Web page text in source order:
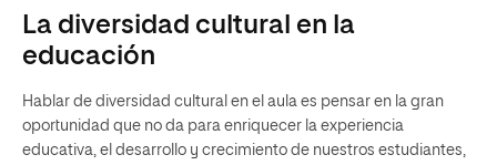
La diversidad cultural en la
educación
Hablar de diversidad cultural en el aula es pensar en la gran
oportunidad que no da para enriquecer la experiencia
educativa, el desarrollo y crecimiento de nuestros estudiantes,